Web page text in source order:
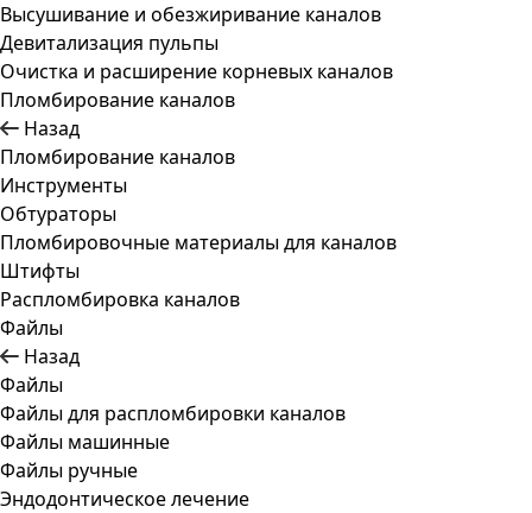
Высушивание и обезжиривание каналов
Девитализация пульпы
Очистка и расширение корневых каналов
Пломбирование каналов
Назад
Пломбирование каналов
Инструменты
Обтураторы
Пломбировочные материалы для каналов
Штифты
Распломбировка каналов
Файлы
Назад
Файлы
Файлы для распломбировки каналов
Файлы машинные
Файлы ручные
Эндодонтическое лечение